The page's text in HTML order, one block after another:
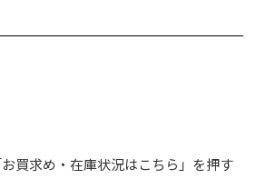
買求め・在庫状況はこちら」を押す